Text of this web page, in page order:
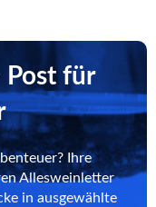
für
Ihre
Allesweinletter
in ausgewählte